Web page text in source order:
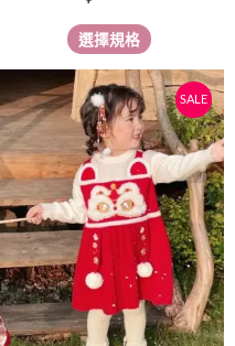
選擇規格
擇
選
項
SALE
原
始
價
格：
$188。
目
前
價
格：
$159
此
產
品
有
多
種
式。
可
在